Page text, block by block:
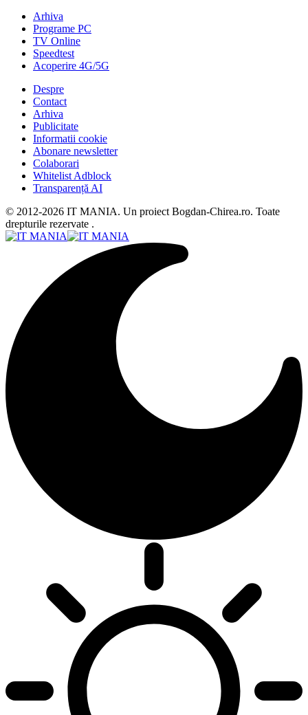
Arhiva
Programe PC
TV Online
Speedtest
Acoperire 4G/5G
Despre
Contact
Arhiva
Publicitate
Informatii cookie
Abonare newsletter
Colaborari
Whitelist Adblock
Transparență AI
© 2012-2026 IT MANIA. Un proiect Bogdan-Chirea.ro. Toate
drepturile rezervate .